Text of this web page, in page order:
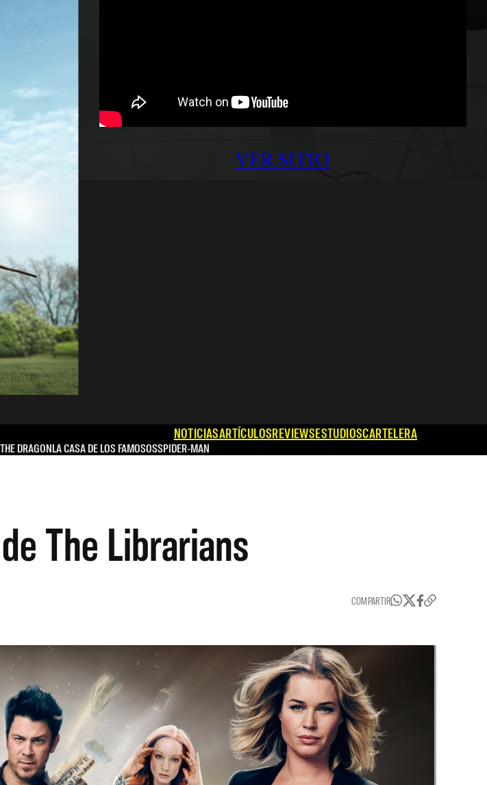
VER SITIO
NOTICIASARTÍCULOSREVIEWSESTUDIOSCARTELERA
DRAGONLA CASA DE LOS FAMOSOSSPIDER-MAN
The Librarians
COMPARTIR